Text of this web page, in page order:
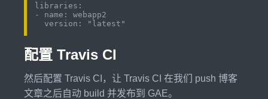
libraries:
- name: webapp2
配置 Travis CI
然后配置 Travis CI，让 Travis CI 在我们 push 博客
文章之后自动 build 并发布到 GAE。